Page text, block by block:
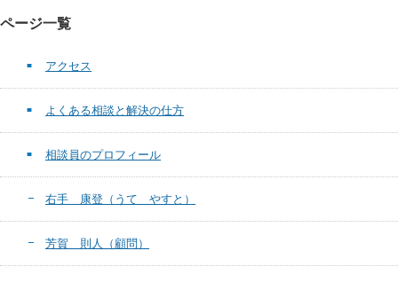
ページ一覧
アクセス
よくある相談と解決の仕方
相談員のプロフィール
右手 康登（うて やすと）
芳賀 則人（顧問）